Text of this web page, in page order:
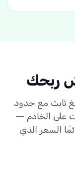
ربحك
ثابت مع حدود
على الخادم —
السعر الذي